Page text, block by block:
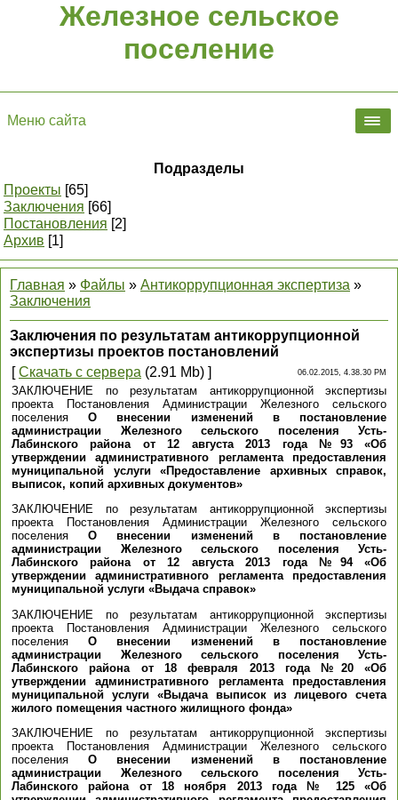
Железное сельское
поселение
Меню сайта
Подразделы
Проекты [65]
Заключения [66]
Постановления [2]
Архив [1]
Главная » Файлы » Антикоррупционная экспертиза »
Заключения
Заключения по результатам антикоррупционной
экспертизы проектов постановлений
[Скачать с сервера (2.91 Mb) ] 06.02.2015, 4.38.30 PM
ЗАКЛЮЧЕНИЕ по результатам антикоррупционной экспертизы
проекта Постановления Администрации Железного сельского
поселенияО внесении изменений в постановление
администрации Железного сельского поселения Усть-
Лабинского района от 12 августа 2013 года №93 «Об
утверждении административного регламента предоставления
муниципальной услуги «Предоставление архивных справок,
выписок, копий архивных документов»
ЗАКЛЮЧЕНИЕ по результатам антикоррупционной экспертизы
проекта Постановления Администрации Железного сельского
поселенияО внесении изменений в постановление
администрации Железного сельского поселения Усть-
Лабинского района от 12 августа 2013 года №94 «Об
утверждении административного регламента предоставления
муниципальной услуги «Выдача справок»
ЗАКЛЮЧЕНИЕ по результатам антикоррупционной экспертизы
проекта Постановления Администрации Железного сельского
поселенияО внесении изменений в постановление
администрации Железного сельского поселения Усть-
Лабинского района от 18 февраля 2013 года №20 «Об
утверждении административного регламента предоставления
муниципальной услуги «Выдача выписок из лицевого счета
жилого помещения частного жилищного фонда»
ЗАКЛЮЧЕНИЕ по результатам антикоррупционной экспертизы
проекта Постановления Администрации Железного сельского
поселенияО внесении изменений в постановление
администрации Железного сельского поселения Усть-
Лабинского района от 18 ноября 2013 года № 125 «Об